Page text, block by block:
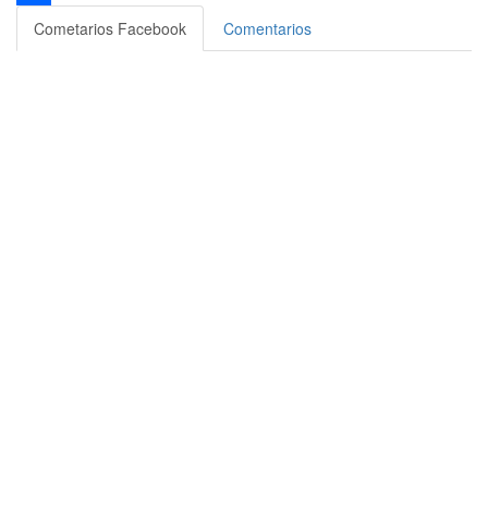
Compartir
Cometarios Facebook Comentarios